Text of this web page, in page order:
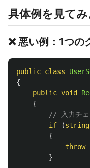
具体例を見てみ
❌ 悪い例：1つ
public class
{
public void
{
// 入力チェ
if
(string
{
throw
}